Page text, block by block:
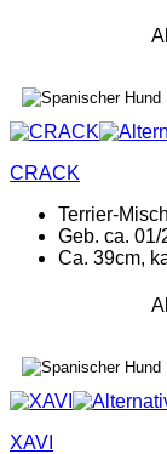
CRACK
Terrier-
Geb. ca. 01/
Ca. 39cm,
XAVI